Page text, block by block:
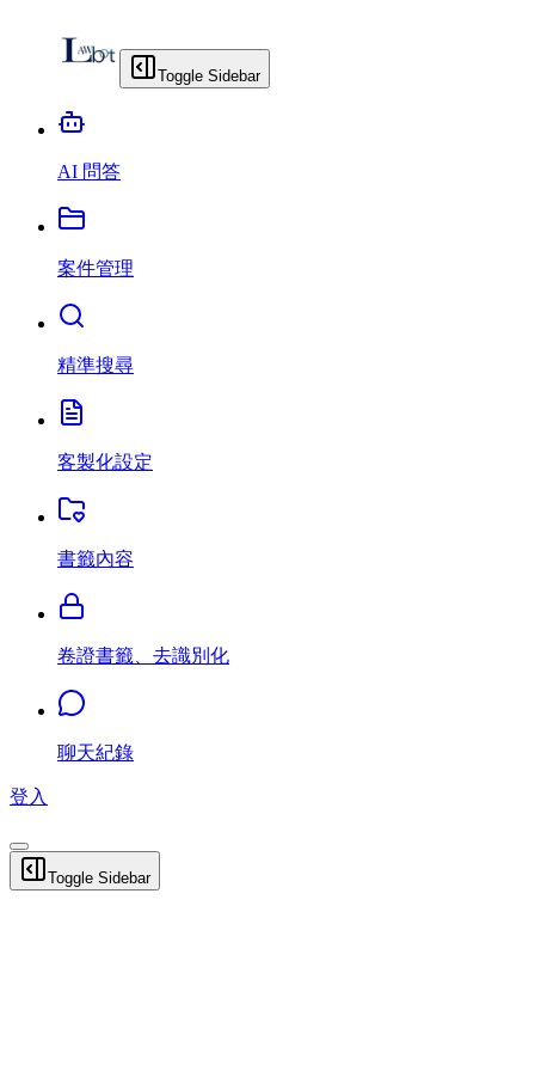
Toggle Sidebar
AI 問答
案件管理
精準搜尋
客製化設定
書籤內容
卷證書籤、去識別化
聊天紀錄
登入
Toggle Sidebar